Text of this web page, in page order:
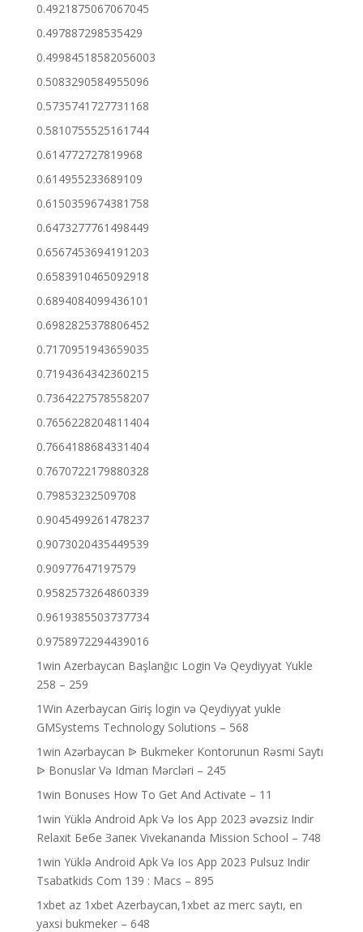
0.4921875067067045
0.497887298535429
0.49984518582056003
0.5083290584955096
0.5735741727731168
0.5810755525161744
0.614772727819968
0.614955233689109
0.6150359674381758
0.6473277761498449
0.6567453694191203
0.6583910465092918
0.6894084099436101
0.6982825378806452
0.7170951943659035
0.7194364342360215
0.7364227578558207
0.7656228204811404
0.7664188684331404
0.7670722179880328
0.79853232509708
0.9045499261478237
0.9073020435449539
0.90977647197579
0.9582573264860339
0.9619385503737734
0.9758972294439016
1win Azerbaycan Başlanğıc Login Və Qeydiyyat Yukle
258 – 259
1Win Azerbaycan Giriş login və Qeydiyyat yukle
GMSystems Technology Solutions – 568
1win Azərbaycan ᐉ Bukmeker Kontorunun Rəsmi Saytı
ᐉ Bonuslar Və Idman Mərcləri – 245
1win Bonuses How To Get And Activate – 11
1win Yüklə Android Apk Və Ios App 2023 əvəzsiz Indir
Relaxit Бебе Запек Vivekananda Mission School – 748
1win Yüklə Android Apk Və Ios App 2023 Pulsuz Indir
Tsabatkids Com 139 : Macs – 895
1xbet az 1xbet Azerbaycan,1xbet az merc saytı, en
yaxsi bukmeker – 648